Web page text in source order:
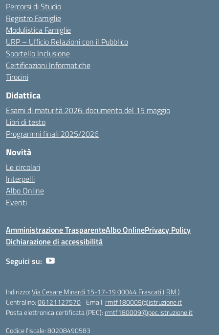
Percorsi di Studio
Registro Famiglie
Modulistica Famiglie
URP – Ufficio Relazioni con il Pubblico
Sportello Inclusione
Certificazioni Informatiche
Tirocini
Didattica
Esami di maturità 2026: documento del 15 maggio
Libri di testo
Programmi finali 2025/2026
Novità
Le circolari
Interpelli
Albo Online
Eventi
Amministrazione TrasparenteAlbo OnlinePrivacy Policy
Dichiarazione di accessibilità
Seguici su:
Indirizzo:Via Cesare Minardi 15-17-19 00044 Frascati ( RM )
Centralino:06121127570 Email: rmtf180009@istruzione.it
Posta elettronica certificata (PEC): rmtf180009@pec.istruzione.it
Codice fiscale: 80208490583